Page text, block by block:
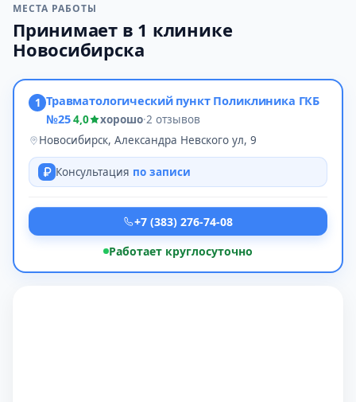
МЕСТА РАБОТЫ
Принимает в 1 клинике
Новосибирска
1 Травматологический пункт Поликлиника ГКБ
№254,0 хорошо·2 отзывов
Новосибирск, Александра Невского ул, 9
Консультация по записи
+7 (383) 276-74-08
Работает круглосуточно